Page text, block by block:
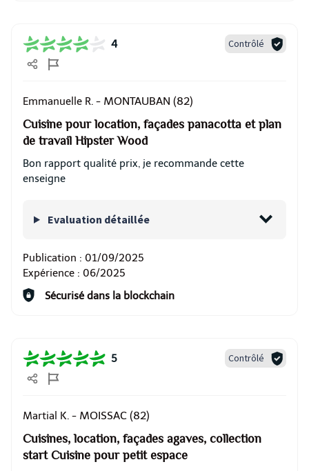
4 Contrôlé
Emmanuelle R. - MONTAUBAN (82)
Cuisine pour location, façades panacotta et plan
de travail Hipster Wood
Bon rapport qualité prix, je recommande cette
enseigne
Evaluation détaillée
Publication : 01/09/2025
Expérience : 06/2025
Sécurisé dans la blockchain
5 Contrôlé
Martial K. - MOISSAC (82)
Cuisines, location, façades agaves, collection
start Cuisine pour petit espace